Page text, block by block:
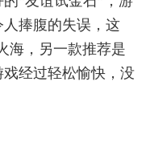
捧腹的失误，这
海，另一款推荐是
经过轻松愉快，没